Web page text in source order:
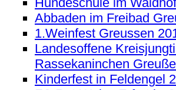
Abbaden im Freibad
1.Weinfest Greussen
Landesoffene
Rassekaninchen
Kinderfest in Feldengel